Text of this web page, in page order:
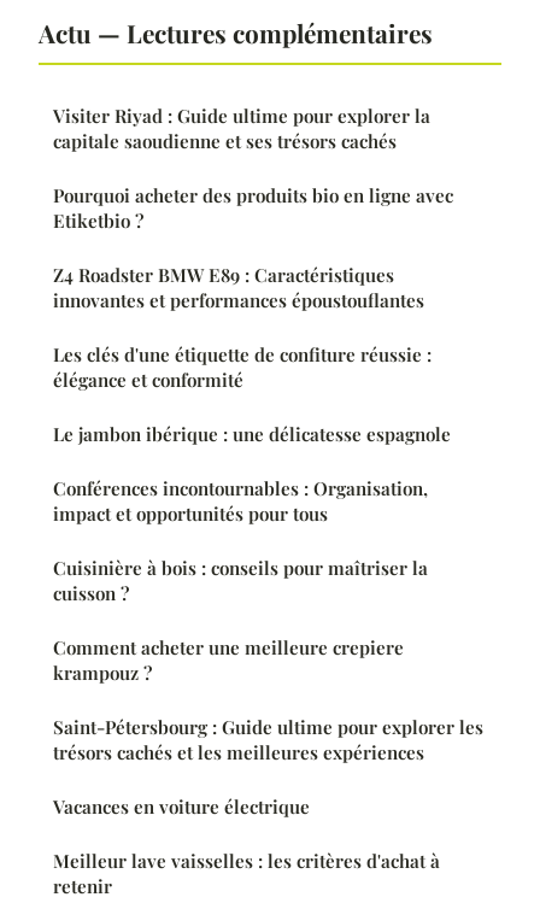
Actu — Lectures complémentaires
Visiter Riyad : Guide ultime pour explorer la
capitale saoudienne et ses trésors cachés
Pourquoi acheter des produits bio en ligne avec
Etiketbio ?
Z4 Roadster BMW E89 : Caractéristiques
innovantes et performances époustouflantes
Les clés d'une étiquette de confiture réussie :
élégance et conformité
Le jambon ibérique : une délicatesse espagnole
Conférences incontournables : Organisation,
impact et opportunités pour tous
Cuisinière à bois : conseils pour maîtriser la
cuisson ?
Comment acheter une meilleure crepiere
krampouz ?
Saint-Pétersbourg : Guide ultime pour explorer les
trésors cachés et les meilleures expériences
Vacances en voiture électrique
Meilleur lave vaisselles : les critères d'achat à
retenir